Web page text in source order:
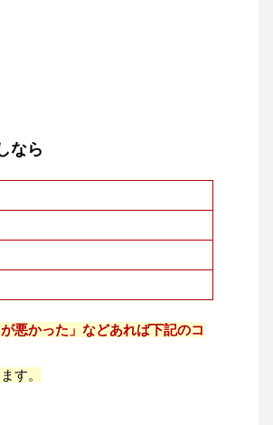
なら
悪かった」などあれば下記のコ
す。